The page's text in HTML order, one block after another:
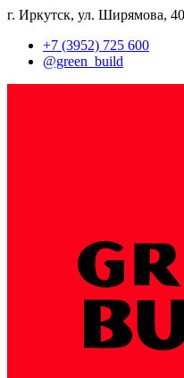
​г. Иркутск, ул. Ширямова,
​+7 (3952) 725 600
​@green_build